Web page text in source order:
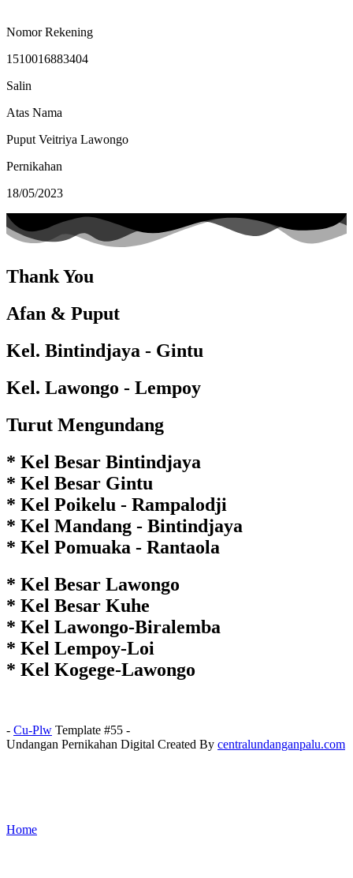
Nomor Rekening
1510016883404
Salin
Atas Nama
Puput Veitriya Lawongo
Pernikahan
18/05/2023
Thank You
Afan & Puput
Kel. Bintindjaya - Gintu
Kel. Lawongo - Lempoy
Turut Mengundang
* Kel Besar Bintindjaya
* Kel Besar Gintu
* Kel Poikelu - Rampalodji
* Kel Mandang - Bintindjaya
* Kel Pomuaka - Rantaola
* Kel Besar Lawongo
* Kel Besar Kuhe
* Kel Lawongo-Biralemba
* Kel Lempoy-Loi
* Kel Kogege-Lawongo
- Cu-Plw Template #55 -
Undangan Pernikahan Digital Created By centralundanganpalu.com
Home